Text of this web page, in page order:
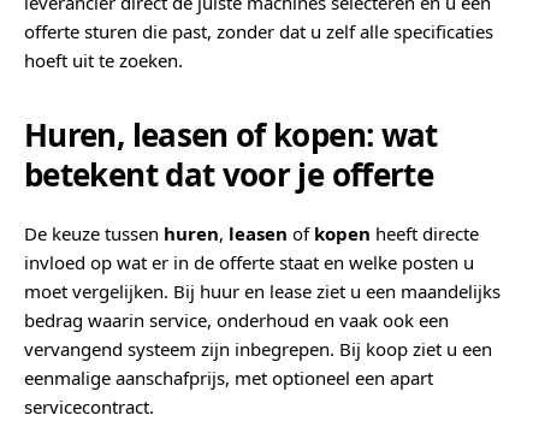
offerte sturen die past, zonder dat u zelf alle specificaties
hoeft uit te zoeken.
Huren, leasen of kopen: wat
betekent dat voor je offerte
De keuze tussen huren, leasen of kopen heeft directe
invloed op wat er in de offerte staat en welke posten u
moet vergelijken. Bij huur en lease ziet u een maandelijks
bedrag waarin service, onderhoud en vaak ook een
vervangend systeem zijn inbegrepen. Bij koop ziet u een
eenmalige aanschafprijs, met optioneel een apart
servicecontract.